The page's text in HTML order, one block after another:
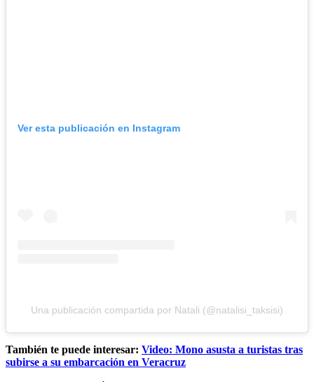
Ver esta publicación en Instagram
Una publicación compartida por Natali (@natalisi_taksisi)
También te puede interesar: Video: Mono asusta a turistas tras
subirse a su embarcación en Veracruz